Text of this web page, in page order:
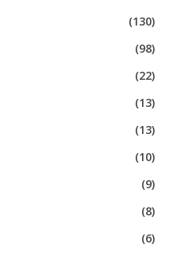
(130)
(98)
(22)
(13)
(13)
(10)
(9)
(8)
(6)